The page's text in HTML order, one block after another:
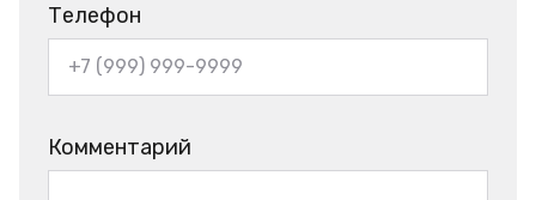
Телефон
Комментарий